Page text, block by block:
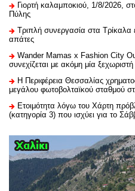
Γιορτή καλαμποκιού, 1/8/2026,
Πύλης
Τριπλή συνεργασία στα Τρίκαλα
απάτες
Wander Mamas x Fashion City
συνεχίζεται με ακόμη μία
H Περιφέρεια Θεσσαλίας
μεγάλου φωτοβολταϊκού σταθμού
Ετοιμότητα λόγω του Χάρτη
(κατηγορία 3) που ισχύει για το